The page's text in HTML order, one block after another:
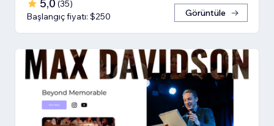
5,0 (35)
Başlangıç fiyatı: $250
Görüntüle